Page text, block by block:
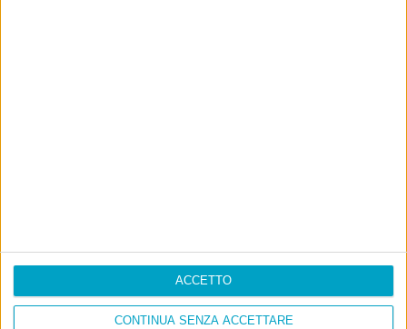
CONTINUA SENZA ACCETTARE
ACCETTO